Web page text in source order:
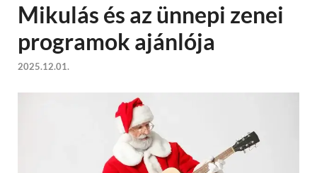
Mikulás és az ünnepi zenei
programok ajánlója
2025.12.01.